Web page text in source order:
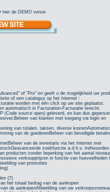
hier de DEMO versie
of "Pro" en geeft u de mogelijkheid uw
of een catalogus op het Internet :
worden met één click op uw site geplaatst.
automatisch in Facturation-Facturatie terecht.
(Code source open) geleverd, en kan dus
van klanten met toegang via login en
van totalen, taksen, diverse
van de goederenBeheer van beveiligde
van de inventaris via het Internet met
zoekfunctie a.d.h.v. trefwoorden
producten zonder beperking van het aantal
verkoopprijzen in functie van hoeveelheden
van promoties
(7)
het totaal bedrag van de aankopen
de aankopenAfbeelding van uw